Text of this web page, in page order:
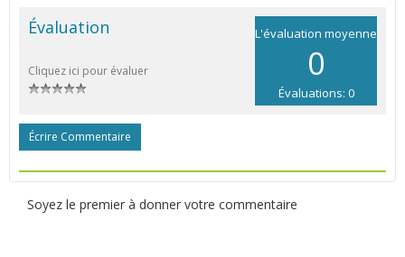
L'évaluation moyenne
0
Évaluations: 0
Évaluation
Cliquez ici pour évaluer
Écrire Commentaire
Soyez le premier à donner votre commentaire